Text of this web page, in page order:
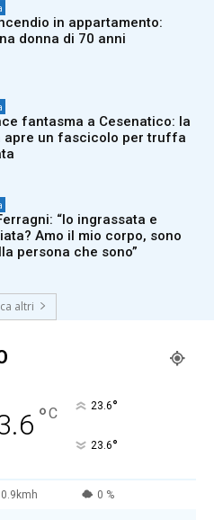
in appartamento:
donna di 70 anni
fantasma a Cesenatico: la
apre un fascicolo per truffa
“Io ingrassata e
Amo il mio corpo, sono
persona che sono”
altri
°C 23.6°
23.6°
0.9kmh 0 %